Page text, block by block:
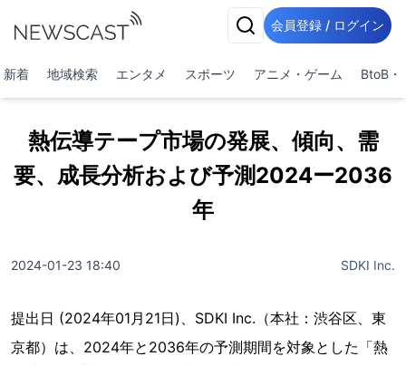
会員登録 / ログイン
新着 地域検索 エンタメ スポーツ アニメ・ゲーム BtoB・
熱伝導テープ市場の発展、傾向、需
要、成長分析および予測2024ー2036
年
2024-01-23 18:40 SDKI Inc.
提出日 (2024年01月21日)、SDKI Inc.（本社：渋谷区、東
京都）は、2024年と2036年の予測期間を対象とした「熱